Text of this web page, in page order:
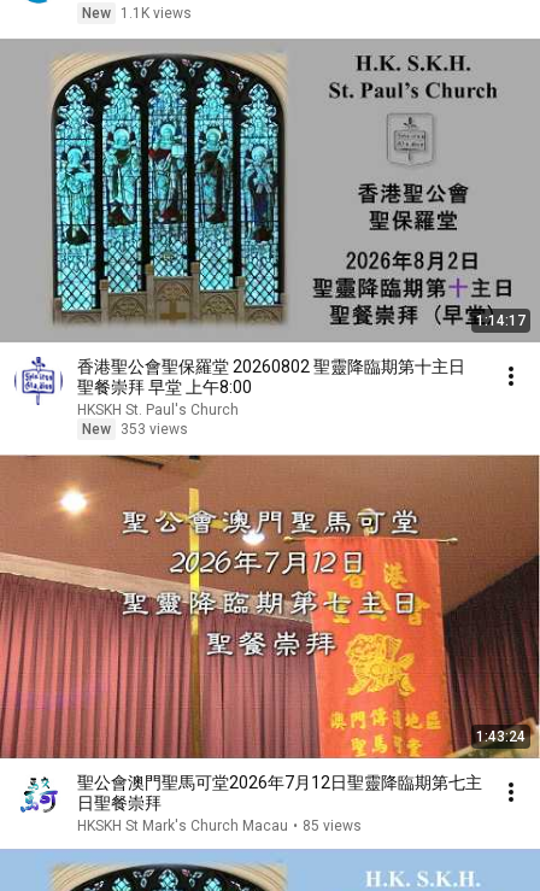
New
1.1K views
1:14:17
香港聖公會聖保羅堂 20260802 聖靈降臨期第十主日
聖餐崇拜 早堂 上午8:00
HKSKH St. Paul's Church
New
353 views
1:43:24
聖公會澳門聖馬可堂2026年7月12日聖靈降臨期第七主
日聖餐崇拜
HKSKH St Mark's Church Macau • 85 views